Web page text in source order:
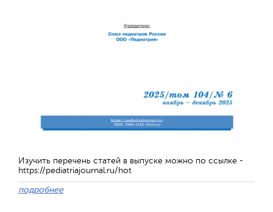
Изучить перечень статей в выпуске можно по ссылке -
https://pediatriajournal.ru/hot
подробнее